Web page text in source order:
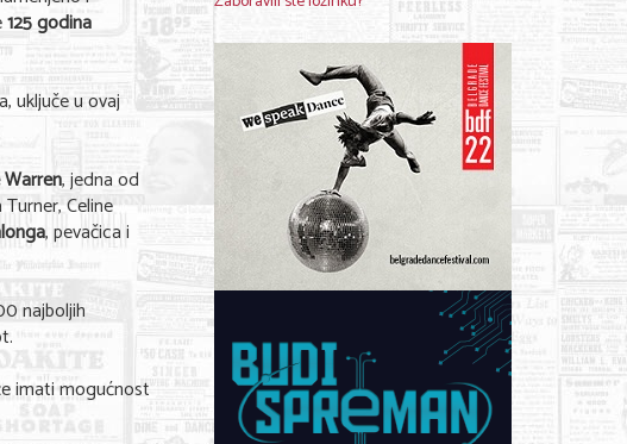
125 godina
uključe u ovaj
, jedna od
Celine
, pevačica i
najboljih
imati mogućnost